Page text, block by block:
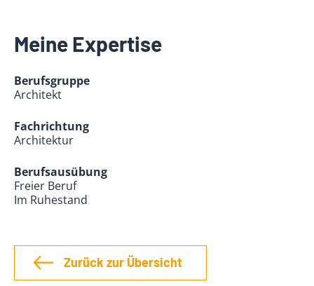
Meine Expertise
Berufsgruppe
Architekt
Fachrichtung
Architektur
Berufsausübung
Freier Beruf
Im Ruhestand
Zurück zur Übersicht